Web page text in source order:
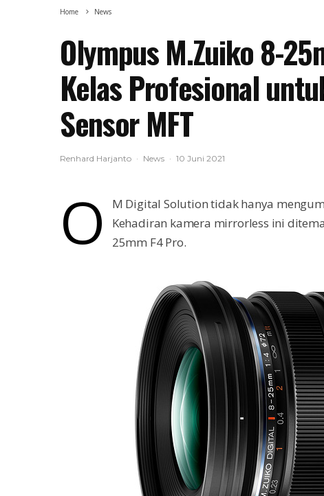
Home News
Olympus M.Zuiko 8-
Kelas Profesional
Sensor MFT
Renhard Harjanto · News · 10 Juni 2021
O M Digital Solution tidak hanya
Kehadiran kamera mirrorless ini
25mm F4 Pro.